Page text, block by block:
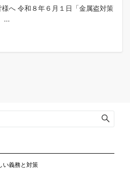
へ 令和８年６月１日「金属盗対策
...
い義務と対策